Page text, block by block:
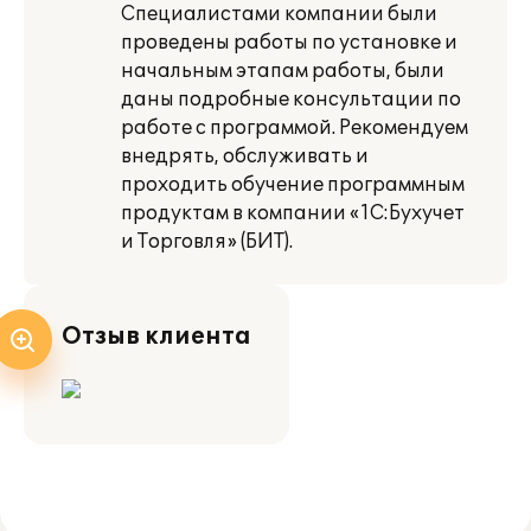
Специалистами компании были
проведены работы по установке и
начальным этапам работы, были
даны подробные консультации по
работе с программой. Рекомендуем
внедрять, обслуживать и
проходить обучение программным
продуктам в компании «1С:Бухучет
и Торговля» (БИТ).
Отзыв клиента